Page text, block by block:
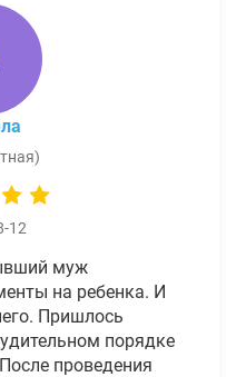
12
муж
на ребенка. И
Пришлось
порядке
проведения